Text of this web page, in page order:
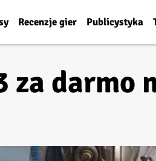
Recenzje gier Publicystyka
za darmo